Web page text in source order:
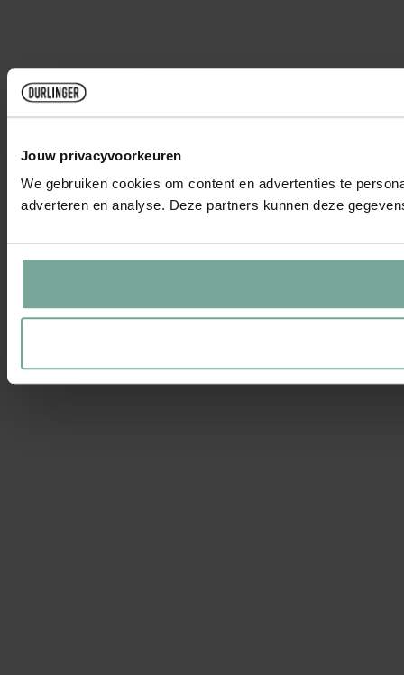
Jouw privacyvoorkeuren
We gebruiken cookies om content en advertenties te
adverteren en analyse. Deze partners kunnen deze